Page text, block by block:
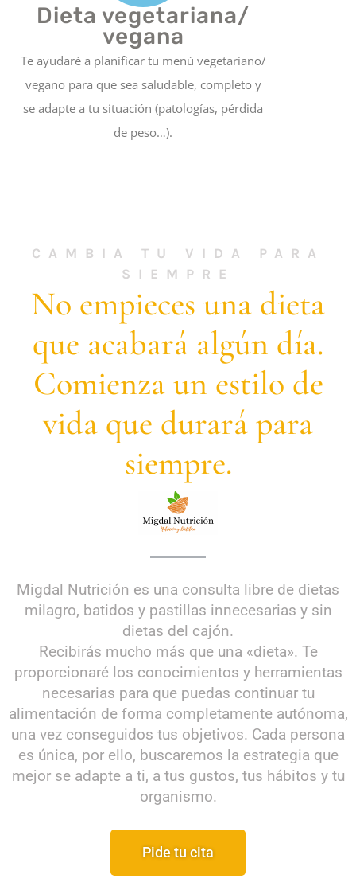
Dieta vegetariana/
vegana
Te ayudaré a planificar tu menú vegetariano/
vegano para que sea saludable, completo y
se adapte a tu situación (patologías, pérdida
de peso…).
CAMBIA TU VIDA PARA
SIEMPRE
No empieces una dieta
que acabará algún día.
Comienza un estilo de
vida que durará para
siempre.
Migdal Nutrición es una consulta libre de dietas
milagro, batidos y pastillas innecesarias y sin
dietas del cajón.
Recibirás mucho más que una «dieta». Te
proporcionaré los conocimientos y herramientas
necesarias para que puedas continuar tu
alimentación de forma completamente autónoma,
una vez conseguidos tus objetivos. Cada persona
es única, por ello, buscaremos la estrategia que
mejor se adapte a ti, a tus gustos, tus hábitos y tu
organismo.
Pide tu cita